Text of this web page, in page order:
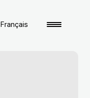
Français